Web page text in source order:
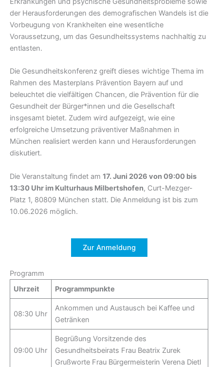
der Herausforderungen des demografischen Wandels ist die
Vorbeugung von Krankheiten eine wesentliche
Voraussetzung, um das Gesundheitssystems nachhaltig zu
entlasten.
Die Gesundheitskonferenz greift dieses wichtige Thema im
Rahmen des Masterplans Prävention Bayern auf und
beleuchtet die vielfältigen Chancen, die Prävention für die
Gesundheit der Bürger*innen und die Gesellschaft
insgesamt bietet. Zudem wird aufgezeigt, wie eine
erfolgreiche Umsetzung präventiver Maßnahmen in
München realisiert werden kann und Herausforderungen
diskutiert.
Die Veranstaltung findet am 17. Juni 2026 von 09:00 bis
13:30 Uhr im Kulturhaus Milbertshofen, Curt-Mezger-
Platz 1, 80809 München statt. Die Anmeldung ist bis zum
10.06.2026 möglich.
Zur Anmeldung
Programm
Uhrzeit
Programmpunkte
08:30 Uhr
Ankommen und Austausch bei Kaffee und
Getränken
09:00 Uhr
Begrüßung Vorsitzende des
Gesundheitsbeirats Frau Beatrix Zurek
Grußworte Frau Bürgermeisterin Verena Dietl